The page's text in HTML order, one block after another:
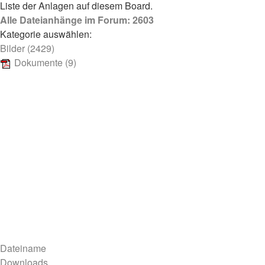
Liste der Anlagen auf diesem Board.
Alle Dateianhänge im Forum: 2603
Kategorie auswählen:
Bilder (2429)
Dokumente (9)
Dateiname